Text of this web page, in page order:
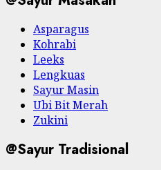
Asparagus
Kohrabi
Leeks
Lengkuas
Sayur Masin
Ubi Bit Merah
Zukini
@Sayur Tradisional